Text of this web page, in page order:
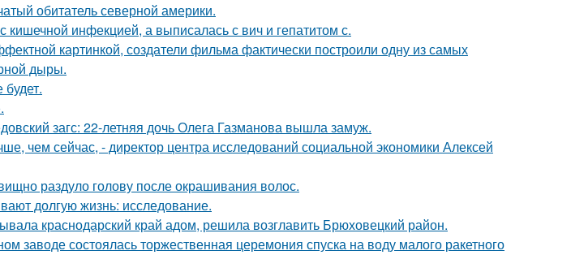
обитатель северной америки.
кишечной инфекцией, а выписалась с вич и гепатитом с.
картинкой, создатели фильма фактически построили одну из самых
дыры.
загс: 22-летняя дочь Олега Газманова вышла замуж.
чем сейчас, - директор центра исследований социальной экономики Алексей
раздуло голову после окрашивания волос.
долгую жизнь: исследование.
краснодарский край адом, решила возглавить Брюховецкий район.
заводе состоялась торжественная церемония спуска на воду малого ракетного